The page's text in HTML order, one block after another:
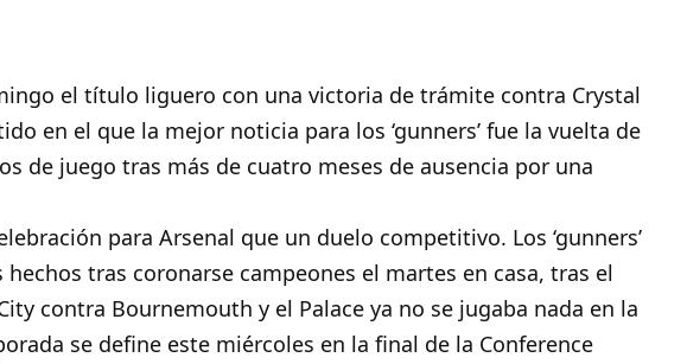
el título liguero con una victoria de trámite contra Crystal
en el que la mejor noticia para los ‘gunners’ fue la vuelta de
de juego tras más de cuatro meses de ausencia por una
para Arsenal que un duelo competitivo. Los ‘gunners’
tras coronarse campeones el martes en casa, tras el
contra Bournemouth y el Palace ya no se jugaba nada en la
se define este miércoles en la final de la Conference